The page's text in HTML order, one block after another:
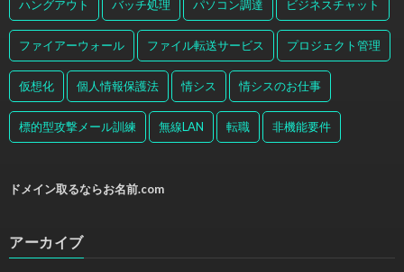
ハングアウト バッチ処理 パソコン調達 ビジネスチャット
ファイアーウォール ファイル転送サービス プロジェクト管理
仮想化 個人情報保護法 情シス 情シスのお仕事
標的型攻撃メール訓練 無線LAN 転職 非機能要件
ドメイン取るならお名前.com
アーカイブ